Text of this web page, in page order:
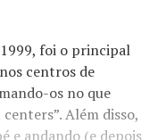
foi o principal
centros de
os no que
Além disso,
e andando (e depois